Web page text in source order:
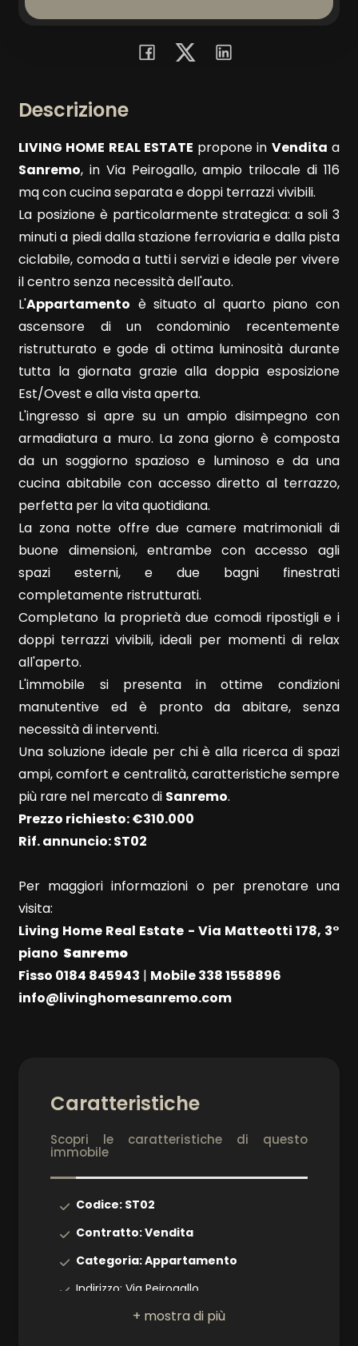
Descrizione
LIVING HOME REAL ESTATE propone in Vendita a
Sanremo, in Via Peirogallo, ampio trilocale di 116
mq con cucina separata e doppi terrazzi vivibili.
La posizione è particolarmente strategica: a soli 3
minuti a piedi dalla stazione ferroviaria e dalla pista
ciclabile, comoda a tutti i servizi e ideale per vivere
il centro senza necessità dell'auto.
L'Appartamento è situato al quarto piano con
ascensore di un condominio recentemente
ristrutturato e gode di ottima luminosità durante
tutta la giornata grazie alla doppia esposizione
Est/Ovest e alla vista aperta.
L'ingresso si apre su un ampio disimpegno con
armadiatura a muro. La zona giorno è composta
da un soggiorno spazioso e luminoso e da una
cucina abitabile con accesso diretto al terrazzo,
perfetta per la vita quotidiana.
La zona notte offre due camere matrimoniali di
buone dimensioni, entrambe con accesso agli
spazi esterni, e due bagni finestrati
completamente ristrutturati.
Completano la proprietà due comodi ripostigli e i
doppi terrazzi vivibili, ideali per momenti di relax
all'aperto.
L'immobile si presenta in ottime condizioni
manutentive ed è pronto da abitare, senza
necessità di interventi.
Una soluzione ideale per chi è alla ricerca di spazi
ampi, comfort e centralità, caratteristiche sempre
più rare nel mercato di Sanremo.
Prezzo richiesto: €310.000
Rif. annuncio: ST02
Per maggiori informazioni o per prenotare una
visita:
Living Home Real Estate - Via Matteotti 178, 3°
piano  Sanremo
Fisso 0184 845943 | Mobile 338 1558896
info@livinghomesanremo.com
Caratteristiche
Scopri le caratteristiche di questo
immobile
Codice: ST02
Contratto: Vendita
Categoria: Appartamento
Indirizzo: Via Peirogallo
CAP: 18038
Locali
minimi
Qualsiasi
1
2
3
Bagni
minimi
Qualsiasi
1
2
3
4
5
Qualsiasi